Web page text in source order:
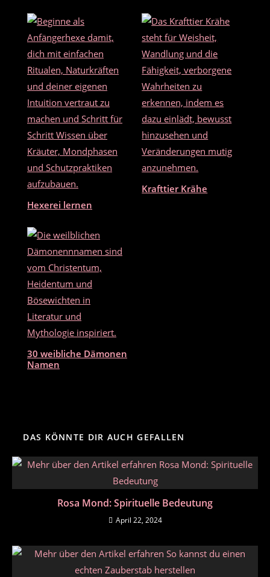
b
o
o
k
Hexerei lernen
Krafttier Krähe
30 weibliche Dämonen
Namen
DAS KÖNNTE DIR AUCH GEFALLEN
Rosa Mond: Spirituelle Bedeutung
April 22, 2024